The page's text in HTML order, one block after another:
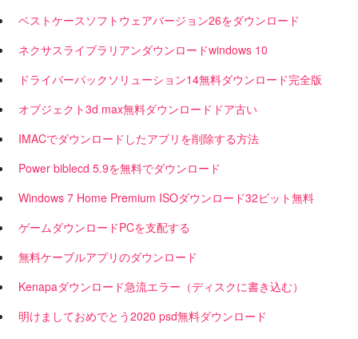
ベストケースソフトウェアバージョン26をダウンロード
ネクサスライブラリアンダウンロードwindows 10
ドライバーパックソリューション14無料ダウンロード完全版
オブジェクト3d max無料ダウンロードドア古い
IMACでダウンロードしたアプリを削除する方法
Power biblecd 5.9を無料でダウンロード
Windows 7 Home Premium ISOダウンロード32ビット無料
ゲームダウンロードPCを支配する
無料ケーブルアプリのダウンロード
Kenapaダウンロード急流エラー（ディスクに書き込む）
明けましておめでとう2020 psd無料ダウンロード